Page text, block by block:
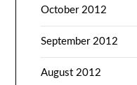
October 2012
September 2012
August 2012